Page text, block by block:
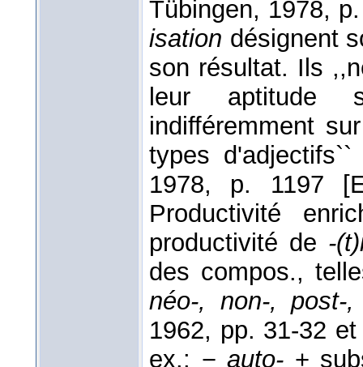
Tübingen, 1978,
isation désignent
son résultat. Ils
leur aptitude
indifféremment
types
1978, p. 1197
Productivité
productivité de -
des compos.,
néo-, non-, post-
1962, pp. 31-32
ex.: − auto- +